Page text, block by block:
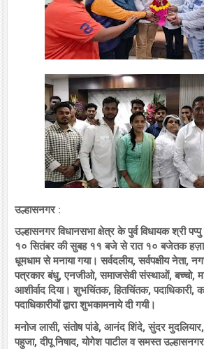
उल्हासनगर :
उल्हासनगर विधानसभा क्षेत्र के पुर्व विधायक श्री
१० सितंबर की सुबह ११ बजे से रात १० बजेतक
धूमधाम से मनाया गया। सर्वदलीय, सर्वपक्षीय नेता,
पत्रकार बंधु, एनजीओ, समाजसेवी संस्थाओं, बच्चो,
आशीर्वाद दिया। शुभचिंतक, हितचिंतक, पदाधिकारी,
पदाधिकारीयों द्वारा शुभकामनाये दी गयी।
मनोज लासी, संतोष पांडे, आनंद शिंदे, सुंदर
पहुजा, दीपू निषाद, योगेश पाटील व समस्त उल्हासनगर